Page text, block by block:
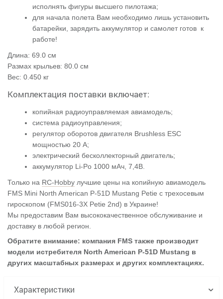
исполнять фигуры высшего пилотажа;
для начала полета Вам необходимо лишь установить
батарейки, зарядить аккумулятор и самолет готов к
работе!
Длина: 69.0 см
Размах крыльев: 80.0 см
Вес: 0.450 кг
Комплектация поставки включает:
копийная радиоуправляемая авиамодель;
система радиоуправления;
регулятор оборотов двигателя Brushless ESC
мощностью 20 А;
электрический бесколлекторный двигатель;
аккумулятор Li-Po 1000 мАч, 7,4В.
Только на RC-Hobbyлучшие цены на копийную авиамодель
FMS Mini North American P-51D Mustang Petie c трехосевым
гироскопом (FMS016-3X Petie 2nd) в Украине!
Мы предоставим Вам высококачественное обслуживание и
доставку в любой регион.
Обратите внимание: компания FMS также производит
модели истребителя North American P-51D Mustang в
других масштабных размерах и других комплектациях.
Характеристики